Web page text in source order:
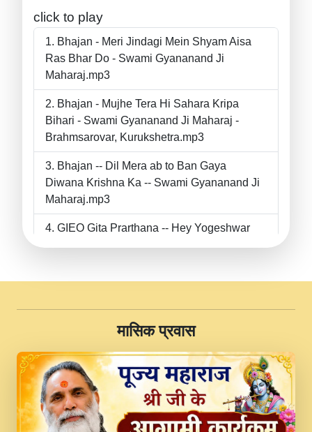
click to play
Bhajan - Meri Jindagi Mein Shyam Aisa
Ras Bhar Do - Swami Gyananand Ji
Maharaj.mp3
Bhajan - Mujhe Tera Hi Sahara Kripa
Bihari - Swami Gyananand Ji Maharaj -
Brahmsarovar, Kurukshetra.mp3
Bhajan -- Dil Mera ab to Ban Gaya
Diwana Krishna Ka -- Swami Gyananand Ji
Maharaj.mp3
GIEO Gita Prarthana -- Hey Yogeshwar
II Swami Gyananand Ji Maharaj.mp3
JINU SATGURU AAP BULAVE by Rasik
Pawan ji 20-11-19 Sankirtan At VEER JI
PRABHU KUTEER CHANNEL.mp3
Kina Sohna Tera Bhawan Sajaya Mata
Vaishno Devi Aarti Mata Rani Bhajan By
​मासिक प्रवास